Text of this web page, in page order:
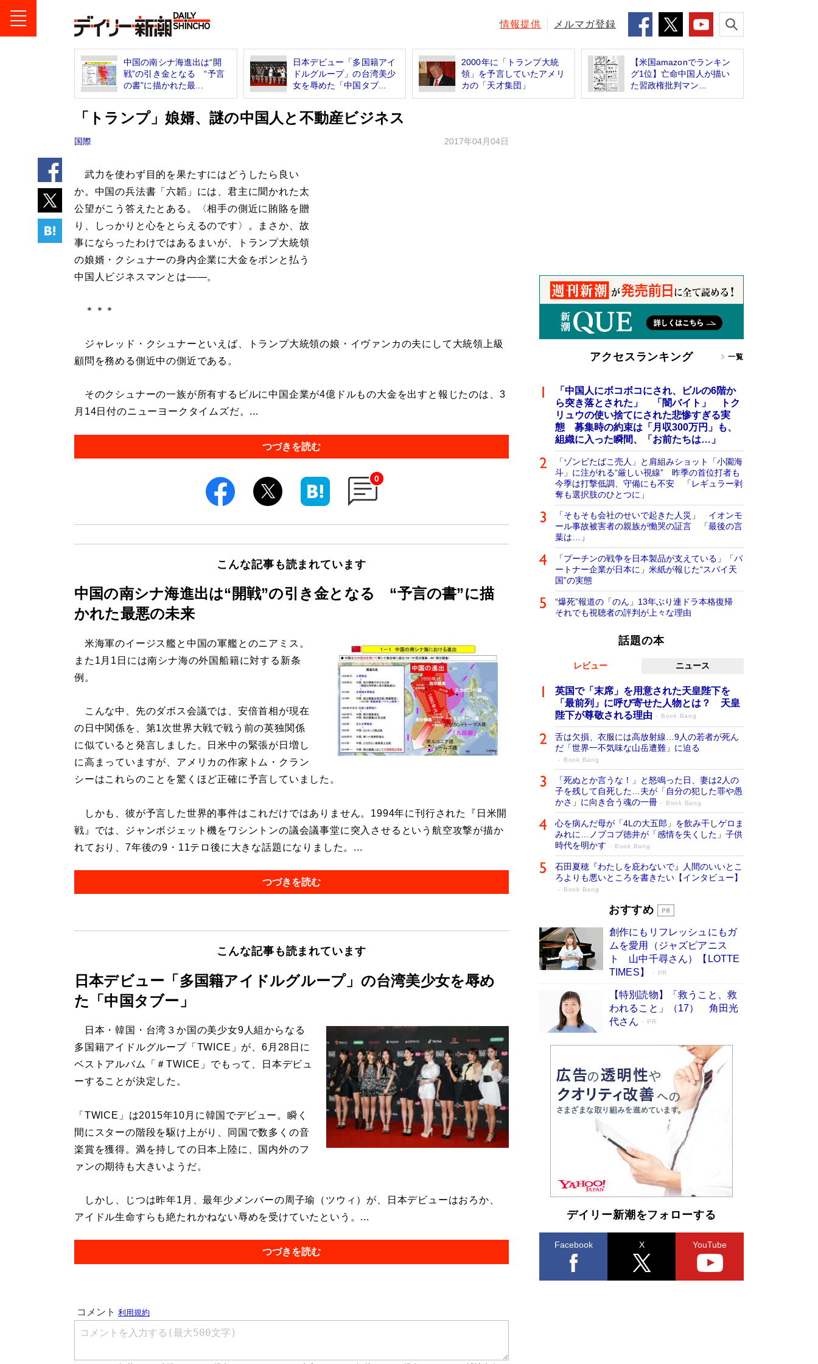
情報提供 メルマガ登録
中国の南シナ海進出は“開
戦”の引き金となる “予言
の書”に描かれた最...
日本デビュー「多国籍アイ
ドルグループ」の台湾美少
女を辱めた「中国タブ...
2000年に「トランプ大統
領」を予言していたアメリ
カの「天才集団」
【米国amazonでランキン
グ1位】亡命中国人が描い
た習政権批判マン...
「トランプ」娘婿、謎の中国人と不動産ビジネス
国際 2017年04月04日
武力を使わず目的を果たすにはどうしたら良い
か。中国の兵法書「六韜」には、君主に聞かれた太
公望がこう答えたとある。〈相手の側近に賄賂を贈
り、しっかりと心をとらえるのです〉。まさか、故
事にならったわけではあるまいが、トランプ大統領
の娘婿・クシュナーの身内企業に大金をポンと払う
中国人ビジネスマンとは――。
＊＊＊
ジャレッド・クシュナーといえば、トランプ大統領の娘・イヴァンカの夫にして大統領上級
顧問を務める側近中の側近である。
そのクシュナーの一族が所有するビルに中国企業が4億ドルもの大金を出すと報じたのは、3
月14日付のニューヨークタイムズだ。...
つづきを読む
0
こんな記事も読まれています
中国の南シナ海進出は“開戦”の引き金となる “予言の書”に描
かれた最悪の未来
米海軍のイージス艦と中国の軍艦とのニアミス。
また1月1日には南シナ海の外国船籍に対する新条
例。
こんな中、先のダボス会議では、安倍首相が現在
の日中関係を、第1次世界大戦で戦う前の英独関係
に似ていると発言しました。日米中の緊張が日増し
に高まっていますが、アメリカの作家トム・クラン
シーはこれらのことを驚くほど正確に予言していました。
しかも、彼が予言した世界的事件はこれだけではありません。1994年に刊行された『日米開
戦』では、ジャンボジェット機をワシントンの議会議事堂に突入させるという航空攻撃が描か
れており、7年後の9・11テロ後に大きな話題になりました。...
つづきを読む
こんな記事も読まれています
日本デビュー「多国籍アイドルグループ」の台湾美少女を辱め
た「中国タブー」
日本・韓国・台湾３か国の美少女9人組からなる
多国籍アイドルグループ「TWICE」が、6月28日に
ベストアルバム「＃TWICE」でもって、日本デビュ
ーすることが決定した。
「TWICE」は2015年10月に韓国でデビュー。瞬く
間にスターの階段を駆け上がり、同国で数多くの音
楽賞を獲得。満を持しての日本上陸に、国内外のフ
ァンの期待も大きいようだ。
しかし、じつは昨年1月、最年少メンバーの周子瑜（ツウィ）が、日本デビューはおろか、
アイドル生命すらも絶たれかねない辱めを受けていたという。...
つづきを読む
アクセスランキング 一覧
「中国人にボコボコにされ、ビルの6階か
ら突き落とされた」 「闇バイト」 トク
リュウの使い捨てにされた悲惨すぎる実
態 募集時の約束は「月収300万円」も、
組織に入った瞬間、「お前たちは…」
「ゾンビたばこ売人」と肩組みショット「小園海
斗」に注がれる“厳しい視線” 昨季の首位打者も
今季は打撃低調、守備にも不安 「レギュラー剥
奪も選択肢のひとつに」
「そもそも会社のせいで起きた人災」 イオンモ
ール事故被害者の親族が慟哭の証言 「最後の言
葉は…」
「プーチンの戦争を日本製品が支えている」「パ
ートナー企業が日本に」米紙が報じた“スパイ天
国”の実態
“爆死”報道の「のん」13年ぶり連ドラ本格復帰
それでも視聴者の評判が上々な理由
話題の本
レビュー ニュース
英国で「末席」を用意された天皇陛下を
「最前列」に呼び寄せた人物とは？ 天皇
陛下が尊敬される理由
Book Bang
舌は欠損、衣服には高放射線…9人の若者が死ん
だ「世界一不気味な山岳遭難」に迫る
Book Bang
「死ぬとか言うな！」と怒鳴った日、妻は2人の
子を残して自死した…夫が「自分の犯した罪や愚
かさ」に向き合う魂の一冊
Book Bang
心を病んだ母が「4Lの大五郎」を飲み干しゲロま
みれに…ノブコブ徳井が「感情を失くした」子供
時代を明かす
Book Bang
石田夏穂『わたしを庇わないで』人間のいいとこ
ろよりも悪いところを書きたい【インタビュー】
Book Bang
「叱って伸びるやつは、褒めたらもっと伸
た“人を育てるコツ”…芸への考え方を明か
す
Book Bang
「『火垂るの墓』は、大嘘である」原作者が抱き
続けた“自責の念”とは…「自己憐憫は描きたくな
い」監督が徹底的にこだわったこと（後編） #
戦争の記憶
Book Bang
美輪明宏 晩年の回答を集めた『ほほえんで生き
るための人生相談』がランクイン［エンターテイ
メントベストセラー］
Book Bang
「宇宙兄弟」最終46巻がベストセラー1位 宇宙
開発への関心を押し上げた18年の物語に幕 特装
版には「宇宙で描かれたマンガ」も収録
Book Bang
「不意に涙が出そうに…」高嶋政伸が明かし
た“13歳の娘を暴行する役”への葛藤 インティマ
シーコーディネーターに支えられたNHK『大奥』
Book Bang
おすすめ
創作にもリフレッシュにもガ
ムを愛用（ジャズピアニス
ト 山中千尋さん）【LOTTE
TIMES】
PR
【特別読物】「救うこと、救
われること」（17） 角田光
代さん
PR
デイリー新潮をフォローする
Facebook X YouTube